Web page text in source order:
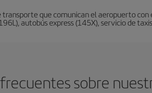
que comunican el aeropuerto
autobús express (145X), servicio de
sobre